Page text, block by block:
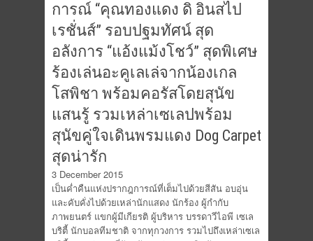
การณ์ “คุณทองแดง ดิ อินสไป
เรชั่นส์” รอบปฐมทัศน์ สุด
อลังการ “แอ้งแม้งโชว์” สุดพิเศษ
ร้องเล่นอะคูเลเล่จากน้องเกล
โสพิชา พร้อมคอรัสโดยสุนัข
แสนรู้ รวมเหล่าเซเลปพร้อม
สุนัขคู่ใจเดินพรมแดง Dog Carpet
สุดน่ารัก
3 December 2015
เป็นค่ำคืนแห่งปรากฎการณ์ที่เต็มไปด้วยสีสัน อบอุ่น
และคับคั่งไปด้วยเหล่านักแสดง นักร้อง ผู้กำกับ
ภาพยนตร์ แขกผู้มีเกียรติ ผู้บริหาร บรรดาวีไอพี เซเล
บริตี้ นักบอลทีมชาติ จากทุกวงการ รวมไปถึงเหล่าเซเล